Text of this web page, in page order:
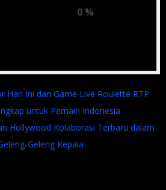
0 %
Hari Ini dan Game Live Roulette RTP
untuk Pemain Indonesia
Hollywood Kolaborasi Terbaru dalam
Geleng Kepala